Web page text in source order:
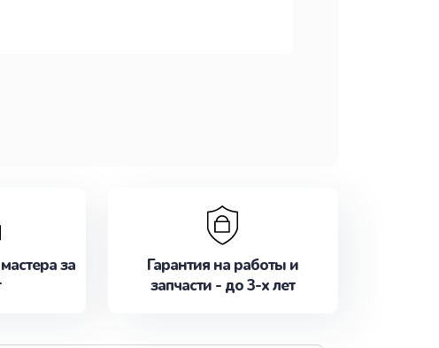
за
Гарантия на работы и
запчасти - до 3-х лет